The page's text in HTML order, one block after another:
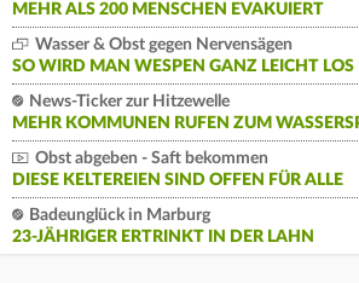
MEHR ALS 200 MENSCHEN EVAKUIERT
Wasser & Obst gegen Nervensägen
SO WIRD MAN WESPEN GANZ LEICHT LOS
News-Ticker zur Hitzewelle
MEHR KOMMUNEN RUFEN ZUM
Obst abgeben - Saft bekommen
DIESE KELTEREIEN SIND OFFEN FÜR ALLE
Badeunglück in Marburg
23-JÄHRIGER ERTRINKT IN DER LAHN